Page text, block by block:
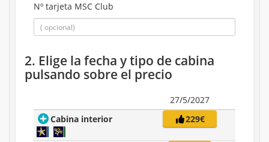
Nº tarjeta MSC Club
2. Elige la fecha y tipo de cabina
pulsando sobre el precio
27/5/2027
Cabina interior
229€